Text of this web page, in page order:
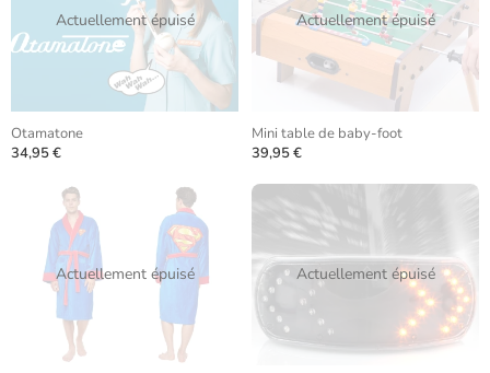
Actuellement épuisé
Otamatone
34,95 €
Actuellement épuisé
Mini table de baby-foot
39,95 €
Actuellement épuisé Actuellement épuisé